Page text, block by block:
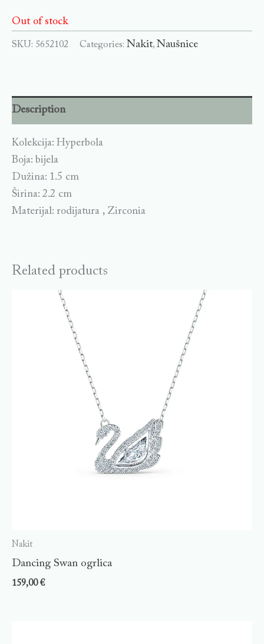
Out of stock
SKU: 5652102 Categories: Nakit, Naušnice
Description
Kolekcija: Hyperbola
Boja: bijela
Dužina: 1.5 cm
Širina: 2.2 cm
Materijal: rodijatura , Zirconia
Related products
Nakit
Dancing Swan ogrlica
159,00€